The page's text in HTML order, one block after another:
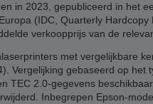
in 2023, gepubliceerd in het
(IDC, Quarterly
verkoopprijs van de
met vergelijkbare
Vergelijking gebaseerd op
TEC 2.0-gegevens
Inbegrepen Epson-